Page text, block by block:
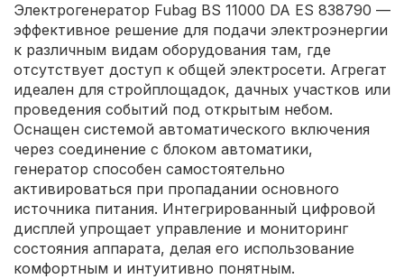
Электрогенератор Fubag BS 11000 DA ES 838790 —
эффективное решение для подачи электроэнергии
к различным видам оборудования там, где
отсутствует доступ к общей электросети. Агрегат
идеален для стройплощадок, дачных участков или
проведения событий под открытым небом.
Оснащен системой автоматического включения
через соединение с блоком автоматики,
генератор способен самостоятельно
активироваться при пропадании основного
источника питания. Интегрированный цифровой
дисплей упрощает управление и мониторинг
состояния аппарата, делая его использование
комфортным и интуитивно понятным.